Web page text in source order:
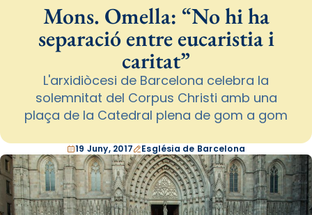
Mons. Omella: “No hi ha
separació entre eucaristia i
caritat”
L'arxidiòcesi de Barcelona celebra la
solemnitat del Corpus Christi amb una
plaça de la Catedral plena de gom a gom
19 Juny, 2017 Església de Barcelona